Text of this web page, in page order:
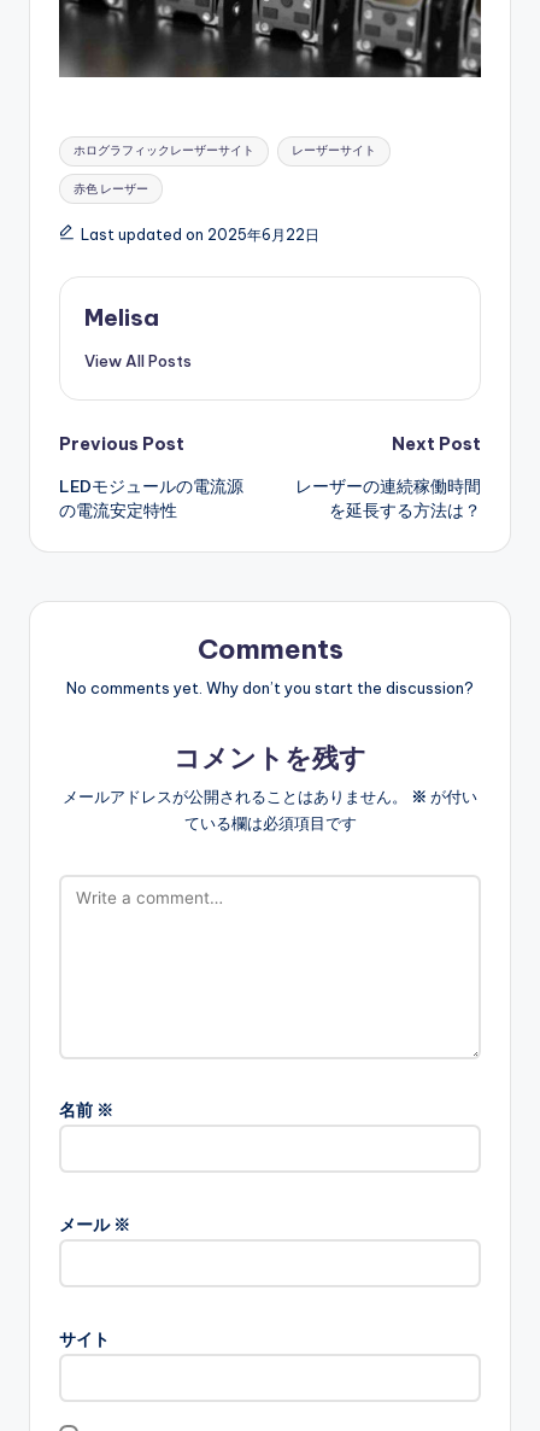
Tags:
ホログラフィックレーザーサイト レーザーサイト
赤色 レーザー
Last updated on 2025年6月22日
Melisa
View All Posts
Post
navigation
Previous Post
LEDモジュールの電流源
の電流安定特性
Next Post
レーザーの連続稼働時間
を延長する方法は？
Comments
No comments yet. Why don’t you start the discussion?
コメントを残す
メールアドレスが公開されることはありません。 ※ が付い
ている欄は必須項目です
名前 ※
メール ※
サイト